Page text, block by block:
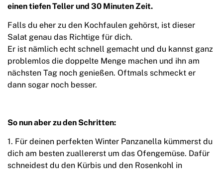
einen tiefen Teller und 30 Minuten Zeit.
Falls du eher zu den Kochfaulen gehörst, ist dieser
Salat genau das Richtige für dich.
Er ist nämlich echt schnell gemacht und du kannst ganz
problemlos die doppelte Menge machen und ihn am
nächsten Tag noch genießen. Oftmals schmeckt er
dann sogar noch besser.
So nun aber zu den Schritten:
Für deinen perfekten Winter Panzanella kümmerst du
dich am besten zuallererst um das Ofengemüse. Dafür
schneidest du den Kürbis und den Rosenkohl in